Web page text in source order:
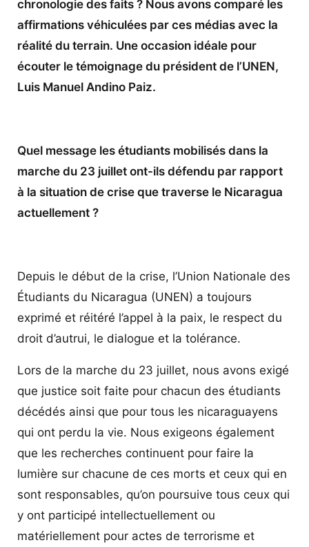
chronologie des faits ? Nous avons comparé les
affirmations véhiculées par ces médias avec la
réalité du terrain. Une occasion idéale pour
écouter le témoignage du président de l’UNEN,
Luis Manuel Andino Paiz.
Quel message les étudiants mobilisés dans la
marche du 23 juillet ont-ils défendu par rapport
à la situation de crise que traverse le Nicaragua
actuellement ?
Depuis le début de la crise, l’Union Nationale des
Étudiants du Nicaragua (UNEN) a toujours
exprimé et réitéré l’appel à la paix, le respect du
droit d’autrui, le dialogue et la tolérance.
Lors de la marche du 23 juillet, nous avons exigé
que justice soit faite pour chacun des étudiants
décédés ainsi que pour tous les nicaraguayens
qui ont perdu la vie. Nous exigeons également
que les recherches continuent pour faire la
lumière sur chacune de ces morts et ceux qui en
sont responsables, qu’on poursuive tous ceux qui
y ont participé intellectuellement ou
matériellement pour actes de terrorisme et